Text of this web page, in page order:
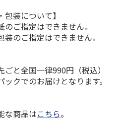
ドジャース 大谷翔
平 日本人最多53試
合連続出塁記念 ダ
ブ…
平 日本人最多53試
合連続出塁記念 コ
イ…
包装について】
ご指定はできません。
のご指定はできません。
ごと全国一律990円（税込）
クでのお届けとなります。
な商品はこちら。